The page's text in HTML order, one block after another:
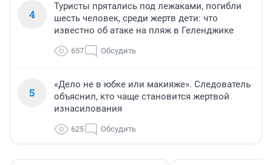
4
Туристы прятались под лежаками, погибли
шесть человек, среди жертв дети: что
известно об атаке на пляж в Геленджике
657 Обсудить
5
«Дело не в юбке или макияже». Следователь
объяснил, кто чаще становится жертвой
изнасилования
625 Обсудить